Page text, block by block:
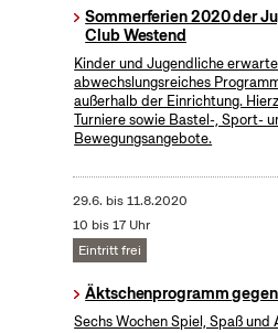
Sommerferien 2020 der
Club Westend
Kinder und Jugendliche
abwechslungsreiches
außerhalb der Einrichtung.
Turniere sowie Bastel-, Sport-
Bewegungsangebote.
29.6. bis11.8.2020
10 bis 17 Uhr
Eintritt frei
Äktschenprogramm
Sechs Wochen Spiel, Spaß und